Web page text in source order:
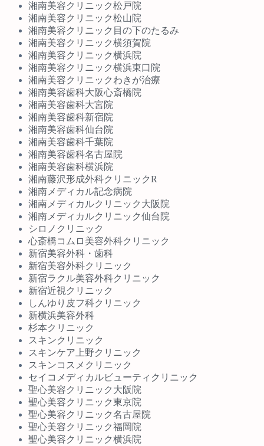
湘南美容クリニック松戸院
湘南美容クリニック松山院
湘南美容クリニック目の下のたるみ
湘南美容クリニック横須賀院
湘南美容クリニック横浜院
湘南美容クリニック横浜東口院
湘南美容クリニックわきが治療
湘南美容歯科大阪心斎橋院
湘南美容歯科大宮院
湘南美容歯科新宿院
湘南美容歯科仙台院
湘南美容歯科千葉院
湘南美容歯科名古屋院
湘南美容歯科横浜院
湘南藤沢形成外科クリニックR
湘南メディカル記念病院
湘南メディカルクリニック大阪院
湘南メディカルクリニック仙台院
シロノクリニック
心斎橋コムロ美容外科クリニック
新宿美容外科・歯科
新宿美容外科クリニック
新宿ラクル美容外科クリニック
新宿近視クリニック
しんゆり皮フ科クリニック
新横浜美容外科
杉本クリニック
スキンクリニック
スキンケア上野クリニック
スキンコスメクリニック
セイコメディカルビューティクリニック
聖心美容クリニック大阪院
聖心美容クリニック東京院
聖心美容クリニック名古屋院
聖心美容クリニック福岡院
聖心美容クリニック横浜院